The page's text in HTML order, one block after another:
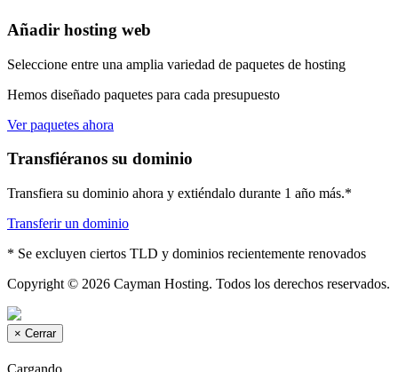
Añadir hosting web
Seleccione entre una amplia variedad de paquetes de hosting
Hemos diseñado paquetes para cada presupuesto
Ver paquetes ahora
Transfiéranos su dominio
Transfiera su dominio ahora y extiéndalo durante 1 año más.*
Transferir un dominio
* Se excluyen ciertos TLD y dominios recientemente renovados
Copyright © 2026 Cayman Hosting. Todos los derechos reservados.
× Cerrar